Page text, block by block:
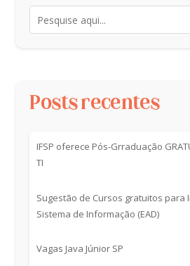
Posts recentes
IFSP oferece Pós-Grraduação
TI
Sugestão de Cursos gratuitos para
Sistema de Informação (EAD)
Vagas Java Júnior SP